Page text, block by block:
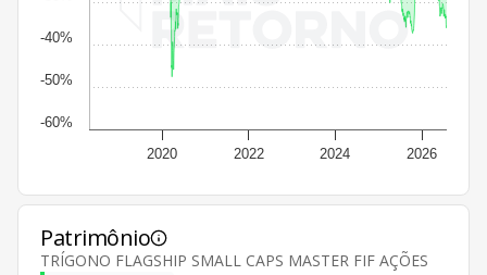
2020 2022 2024 2026
-60%
-50%
-40%
Patrimônio
TRÍGONO FLAGSHIP SMALL CAPS MASTER FIF AÇÕES